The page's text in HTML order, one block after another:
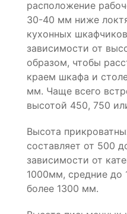
расположение
30-40 мм ниже
кухонных
зависимости от
образом, чтобы
краем шкафа и
мм. Чаще всего
высотой 450, 750
Высота
составляет от 500
зависимости от
1000мм, средние
более 1300 мм.